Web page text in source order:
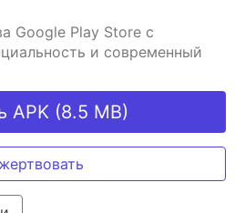
Google Play Store с
и современный
APK (8.5 MB)